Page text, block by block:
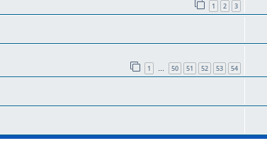
1 2 3
1 … 50 51 52 53 54